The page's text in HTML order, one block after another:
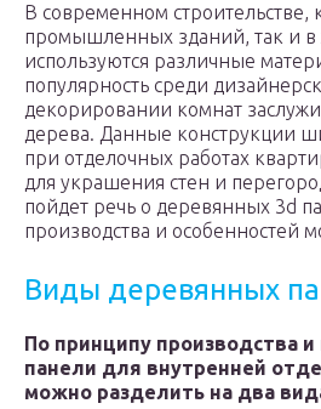
В современном строительстве,
промышленных зданий, так и
используются различные
популярность среди
декорировании комнат
дерева. Данные конструкции
при отделочных работах
для украшения стен и
пойдет речь о деревянных 3d
производства и особенностей
Виды деревянных
По принципу производства
панели для внутренней
можно разделить на два